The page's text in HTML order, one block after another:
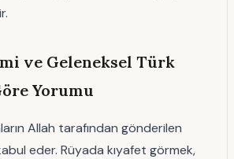
ve Geleneksel Türk
Yorumu
Allah tarafından gönderilen
eder. Rüyada kıyafet görmek,